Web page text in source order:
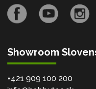
Showroom
+421 909 100 200